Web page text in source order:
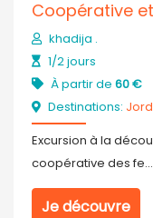
Coopérative
khadija .
1/2 jours
À partir de 60 €
Destinations:
Excursion à la
coopérative des fe...
Je découvre